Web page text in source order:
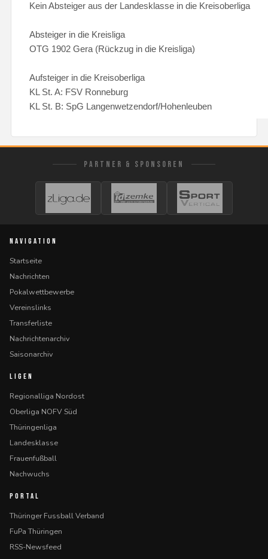
Kein Absteiger aus der Landesklasse in die Kreisoberliga
Absteiger in die Kreisliga
OTG 1902 Gera (Rückzug in die Kreisliga)
Aufsteiger in die Kreisoberliga
KL St. A: FSV Ronneburg
KL St. B: SpG Langenwetzendorf/Hohenleuben
PARTNER & SPONSOREN
NAVIGATION
Startseite
Nachrichten
Pokalwettbewerbe
Vereinslinks
Transferliste
Nachrichtenarchiv
Saisonarchiv
LIGEN
Regionalliga Nordost
Oberliga NOFV Süd
Thüringenliga
Landesklasse
Frauenfußball
Nachwuchs
PORTAL
Thüringer Fussball Verband
FuPa Thüringen
RSS-Newsfeed